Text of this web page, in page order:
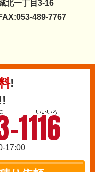
北一丁目3-16
489-7767
!
いいいろ
1116
17:00